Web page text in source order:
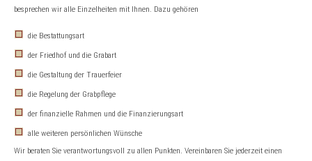
besprechen wir alle Einzelheiten mit Ihnen. Dazu gehören
die Bestattungsart
der Friedhof und die Grabart
die Gestaltung der Trauerfeier
die Regelung der Grabpflege
der finanzielle Rahmen und die Finanzierungsart
alle weiteren persönlichen Wünsche
Wir beraten Sie verantwortungsvoll zu allen Punkten. Vereinbaren Sie jederzeit einen